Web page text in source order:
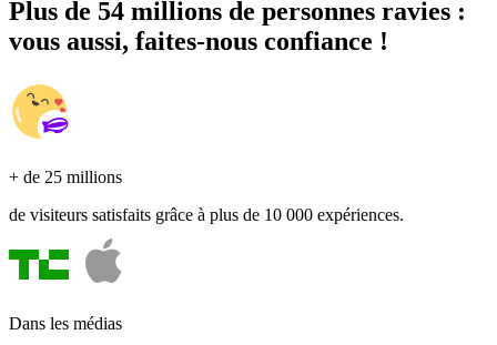
Plus de 54 millions de personnes ravies :
vous aussi, faites-nous confiance !
+ de 25 millions
de visiteurs satisfaits grâce à plus de 10 000 expériences.
Dans les médias